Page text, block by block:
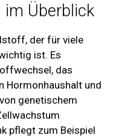
im Überblick
der für viele
ist. Es
das
Hormonhaushalt und
genetischem
pflegt zum Beispiel